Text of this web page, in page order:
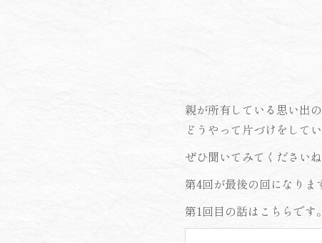
親が所有している思い出
どうやって片づけをして
ぜひ聞いてみてくださいね
第4回が最後の回になりま
第1回目の話はこちらです。